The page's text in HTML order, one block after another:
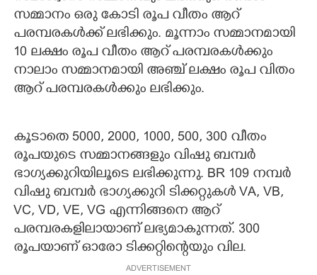
സമ്മാനം ഒരു കോടി രൂപ വീതം ആറ്
പരമ്പരകൾക്ക് ലഭിക്കും. മൂന്നാം സമ്മാനമായി
10 ലക്ഷം രൂപ വീതം ആറ് പരമ്പരകൾക്കും
നാലാം സമ്മാനമായി അഞ്ച് ലക്ഷം രൂപ വിതം
ആറ് പരമ്പരകൾക്കും ലഭിക്കും.
കൂടാതെ 5000, 2000, 1000, 500, 300 വീതം
രൂപയുടെ സമ്മാനങ്ങളും വിഷു ബമ്പർ
ഭാഗ്യക്കുറിയിലൂടെ ലഭിക്കുന്നു. BR 109 നമ്പർ
വിഷു ബമ്പർ ഭാഗ്യക്കുറി ടിക്കറ്റുകൾ VA, VB,
VC, VD, VE, VG എന്നിങ്ങനെ ആറ്
പരമ്പരകളിലായാണ് ലഭ്യമാകുന്നത്. 300
രൂപയാണ് ഓരോ ടിക്കറ്റിന്റെയും വില.
ADVERTISEMENT